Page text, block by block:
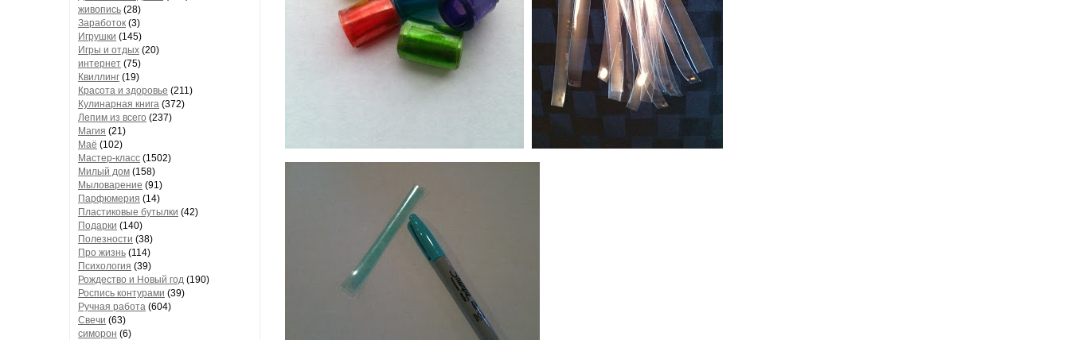
живопись (28)
Заработок (3)
Игрушки (145)
Игры и отдых (20)
интернет (75)
Квиллинг (19)
Красота и здоровье (211)
Кулинарная книга (372)
Лепим из всего (237)
Магия (21)
Маё (102)
Мастер-класс (1502)
Милый дом (158)
Мыловарение (91)
Парфюмерия (14)
Пластиковые бутылки (42)
Подарки (140)
Полезности (38)
Про жизнь (114)
Психология (39)
Рождество и Новый год (190)
Роспись контурами (39)
Ручная работа (604)
Свечи (63)
симорон (6)